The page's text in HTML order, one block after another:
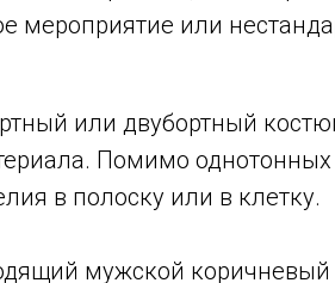
мероприятие или
или двубортный
Помимо
в полоску или в клетку.
мужской